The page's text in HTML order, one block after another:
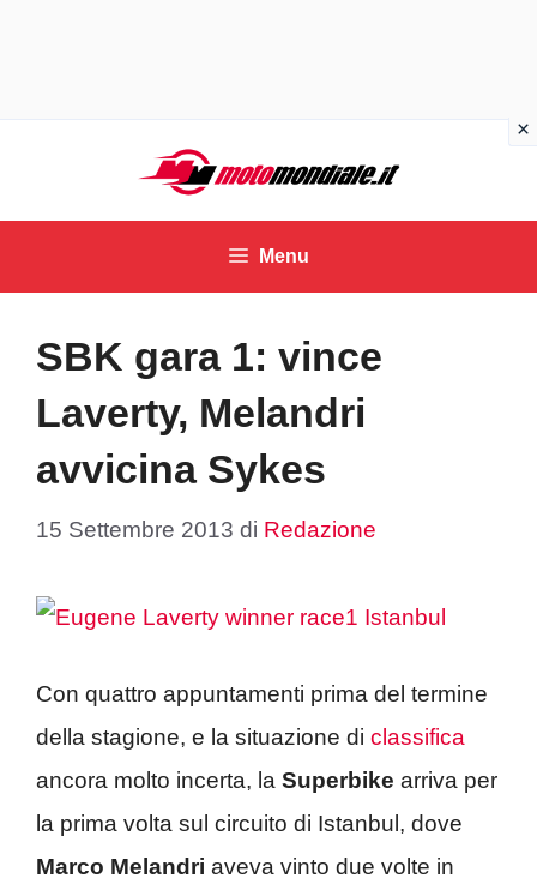
contenuto
Menu
SBK gara 1: vince
Laverty, Melandri
avvicina Sykes
15 Settembre 2013 di Redazione
Con quattro appuntamenti prima del termine
della stagione, e la situazione di classifica
ancora molto incerta, la Superbike arriva per
la prima volta sul circuito di Istanbul, dove
Marco Melandri aveva vinto due volte in